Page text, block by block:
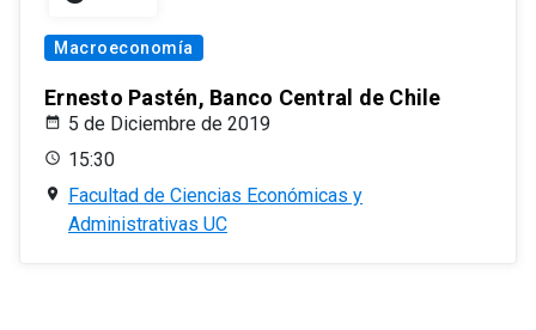
Macroeconomía
Ernesto Pastén, Banco Central de Chile
5 de Diciembre de 2019
15:30
Facultad de Ciencias Económicas y
Administrativas UC